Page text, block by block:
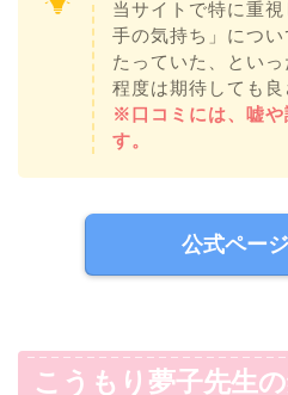
当サイトで特に重
手の気持ち」につ
たっていた、とい
程度は期待しても良
※口コミには、嘘や
す。
公式ペー
こうもり夢子先生